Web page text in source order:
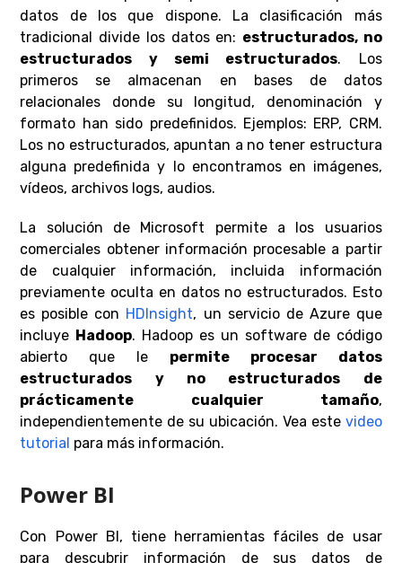
datos de los que dispone. La clasificación más
tradicional divide los datos en: estructurados, no
estructurados y semi estructurados. Los
primeros se almacenan en bases de datos
relacionales donde su longitud, denominación y
formato han sido predefinidos. Ejemplos: ERP, CRM.
Los no estructurados, apuntan a no tener estructura
alguna predefinida y lo encontramos en imágenes,
vídeos, archivos logs, audios.
La solución de Microsoft permite a los usuarios
comerciales obtener información procesable a partir
de cualquier información, incluida información
previamente oculta en datos no estructurados. Esto
es posible con HDInsight, un servicio de Azure que
incluye Hadoop. Hadoop es un software de código
abierto que le permite procesar datos
estructurados y no estructurados de
prácticamente cualquier tamaño,
independientemente de su ubicación. Vea este video
tutorial para más información.
Power BI
Con Power BI, tiene herramientas fáciles de usar
para descubrir información de sus datos de